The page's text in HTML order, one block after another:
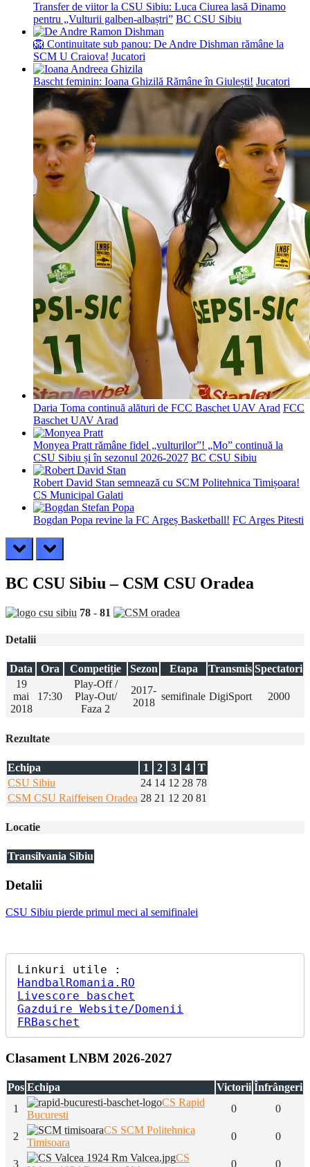
Transfer de viitor la CSU Sibiu: Luca Ciurea lasă Dinamo
pentru „Vulturii galben-albaștri” BC CSU Sibiu
🦁 Continuitate sub panou: De Andre Dishman rămâne la
SCM U Craiova! Jucatori
Bascht feminin: Ioana Ghizilă Rămâne în Giulești! Jucatori
Daria Toma continuă alături de FCC Baschet UAV Arad FCC
Baschet UAV Arad
Monyea Pratt rămâne fidel „vulturilor”! „Mo” continuă la
CSU Sibiu și în sezonul 2026-2027 BC CSU Sibiu
Robert David Stan semnează cu SCM Politehnica Timișoara!
CS Municipal Galati
Bogdan Popa revine la FC Argeș Basketball! FC Arges Pitesti
prev next
BC CSU Sibiu – CSM CSU Oradea
78 - 81
Detalii
Data Ora Competiție Sezon Etapa Transmis Spectatori
19
mai
2018
17:30
Play-Off /
Play-Out/
Faza 2
2017-
2018
semifinale DigiSport 2000
Rezultate
Echipa 1 2 3 4
T
CSU Sibiu
24 14 12 28 78
CSM CSU Raiffeisen Oradea 28 21 12 20 81
Locatie
Transilvania Sibiu
Detalii
CSU Sibiu pierde primul meci al semifinalei
HandbalRomania.RO
Livescore baschet
Gazduire Website/Domenii
FRBaschet
Clasament LNBM 2026-2027
Pos Echipa Victorii Înfrângeri
1
CS Rapid
Bucuresti
0 0
2
CS SCM Politehnica
Timisoara
0 0
3
CS
0 0